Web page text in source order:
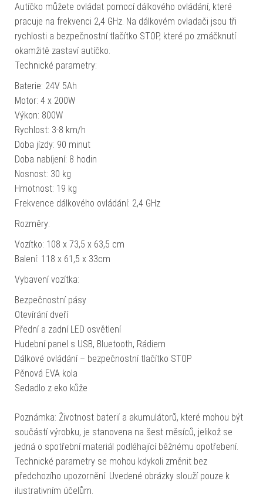
Autíčko můžete ovládat pomocí dálkového ovládání, které
pracuje na frekvenci 2,4 GHz. Na dálkovém ovladači jsou tři
rychlosti a bezpečnostní tlačítko STOP, které po zmáčknutí
okamžitě zastaví autíčko.
Technické parametry:
Baterie: 24V 5Ah
Motor: 4 x 200W
Výkon: 800W
Rychlost: 3-8 km/h
Doba jízdy: 90 minut
Doba nabíjení: 8 hodin
Nosnost: 30 kg
Hmotnost: 19 kg
Frekvence dálkového ovládání: 2,4 GHz
Rozměry:
Vozítko: 108 x 73,5 x 63,5 cm
Balení: 118 x 61,5 x 33cm
Vybavení vozítka:
Bezpečnostní pásy
Otevírání dveří
Přední a zadní LED osvětlení
Hudební panel s USB, Bluetooth, Rádiem
Dálkové ovládání – bezpečnostní tlačítko STOP
Pěnová EVA kola
Sedadlo z eko kůže
Poznámka: Životnost baterií a akumulátorů, které mohou být
součástí výrobku, je stanovena na šest měsíců, jelikož se
jedná o spotřební materiál podléhající běžnému opotřebení.
Technické parametry se mohou kdykoli změnit bez
předchozího upozornění. Uvedené obrázky slouží pouze k
ilustrativním účelům.